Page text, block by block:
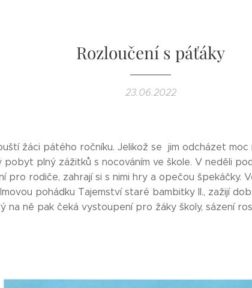
Rozloučení s páťáky
23.06.2022
žáci pátého ročníku. Jelikož se jim odcházet moc
plný zážitků s nocováním ve škole. V neděli
rodiče, zahrají si s nimi hry a opečou špekáčky.
pohádku Tajemství staré bambitky II., zažijí
na ně pak čeká vystoupení pro žáky školy, sázení